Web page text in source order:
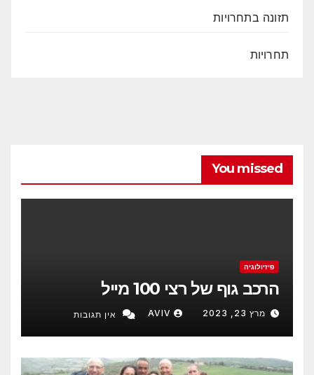
תזונה בתחרויות
תחרויות
You missed
פיזיולוגיה
הרכב גוף של רצי 100 מייל
מרץ 23, 2023 AVIV אין תגובות